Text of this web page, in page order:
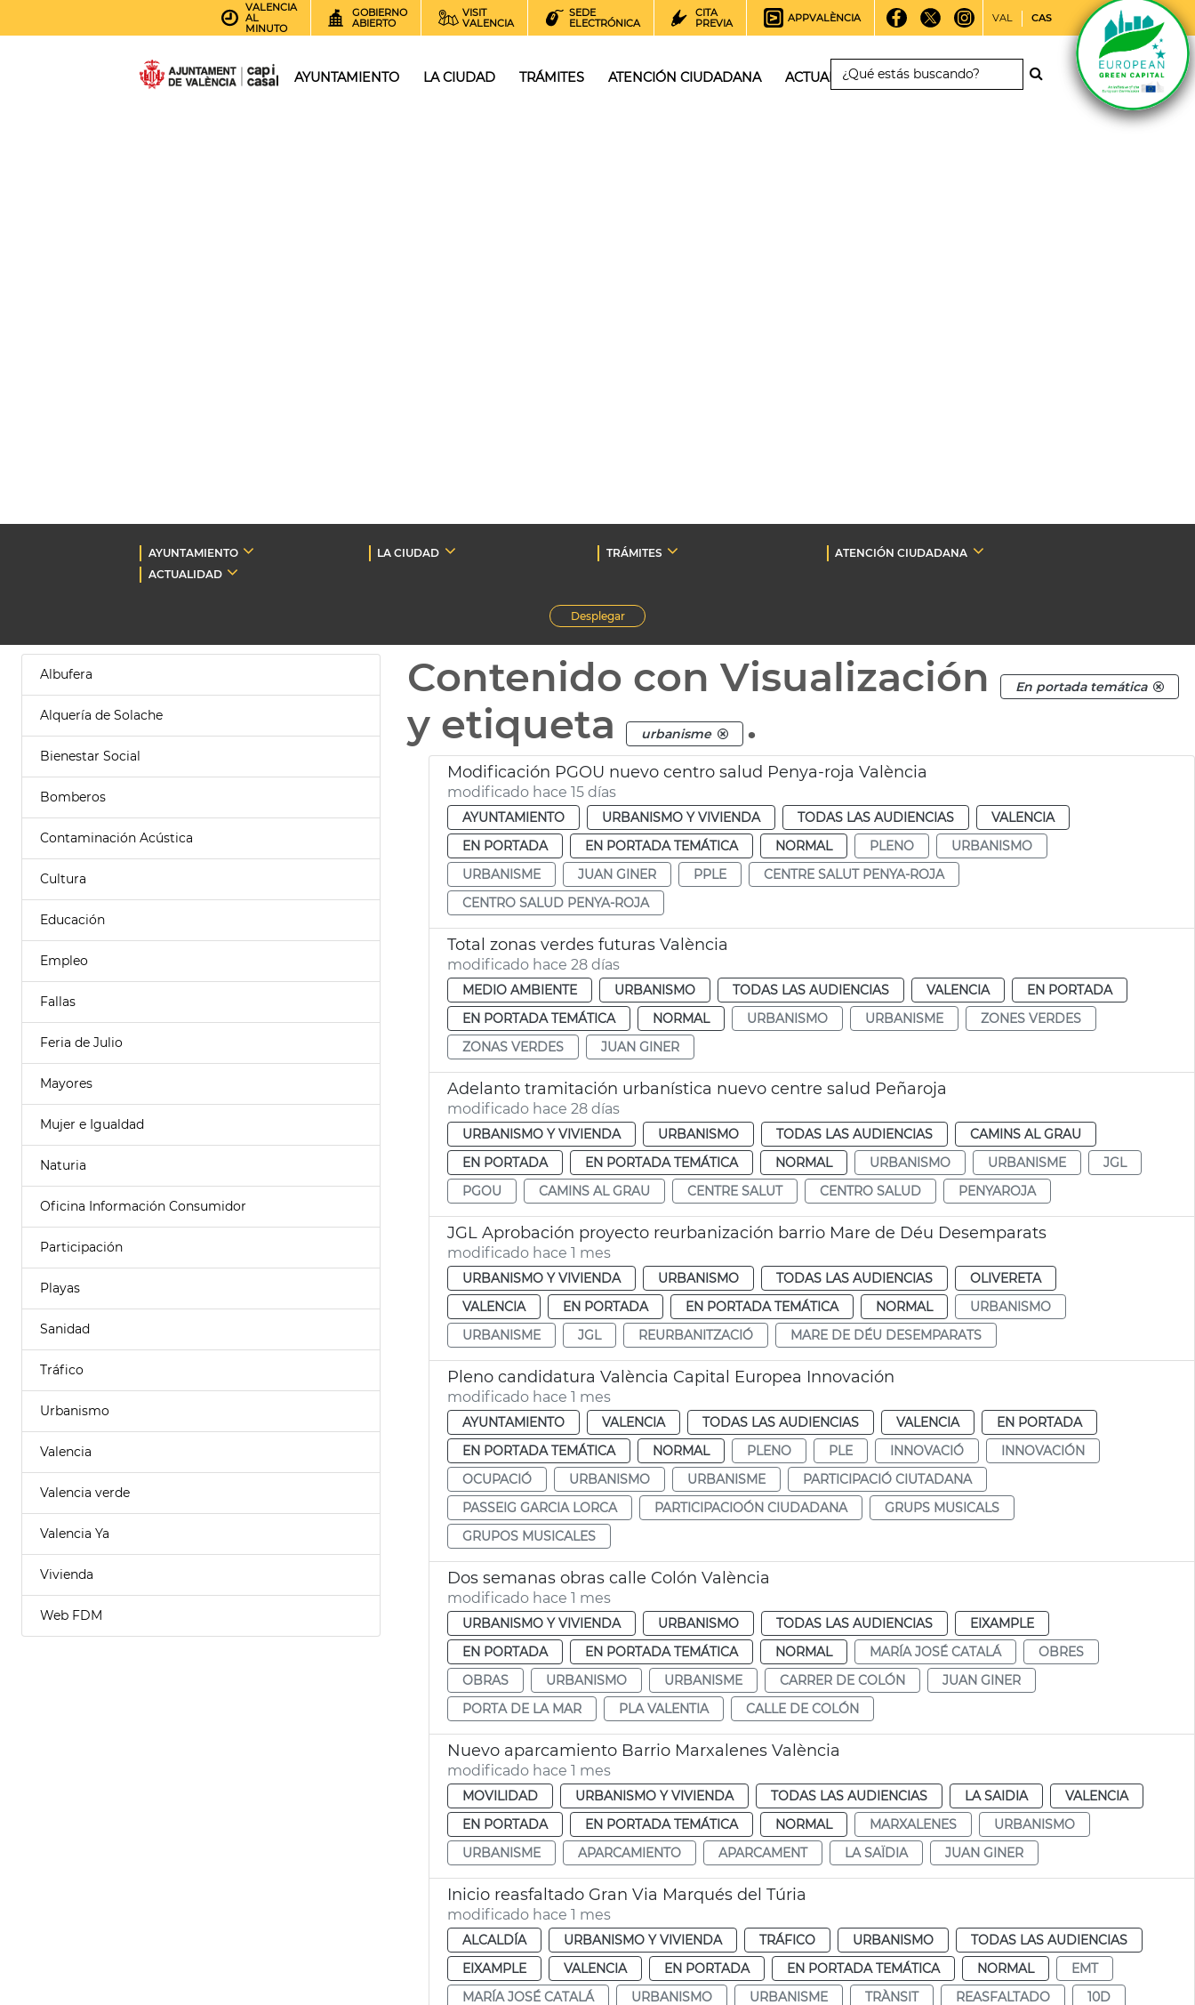
VALENCIA
AL
MINUTO
GOBIERNO
ABIERTO
VISIT
VALENCIA
SEDE
ELECTRÓNICA
CITA
PREVIA
APPVALÈNCIA VAL CAS
AYUNTAMIENTO LA CIUDAD TRÁMITES ATENCIÓN CIUDADANA ACTUALIDAD
AYUNTAMIENTO LA CIUDAD TRÁMITES
ATENCIÓN CIUDADANA
ACTUALIDAD
Desplegar
Albufera
Alquería de Solache
Bienestar Social
Bomberos
Contaminación Acústica
Cultura
Educación
Empleo
Fallas
Feria de Julio
Mayores
Mujer e Igualdad
Naturia
Oficina Información Consumidor
Participación
Playas
Sanidad
Tráfico
Urbanismo
Valencia
Valencia verde
Valencia Ya
Vivienda
Web FDM
Contenido con Visualización En portada temática
y etiqueta urbanisme .
Modificación PGOU nuevo centro salud Penya-roja València
modificado hace 15 días
AYUNTAMIENTO URBANISMO Y VIVIENDA TODAS LAS AUDIENCIAS
VALENCIA
EN PORTADA
EN PORTADA TEMÁTICA NORMAL PLENO
URBANISMO
URBANISME
JUAN GINER PPLE
CENTRE SALUT PENYA-ROJA
CENTRO SALUD PENYA-ROJA
Total zonas verdes futuras València
modificado hace 28 días
MEDIO AMBIENTE URBANISMO TODAS LAS AUDIENCIAS VALENCIA
EN PORTADA
EN PORTADA TEMÁTICA
NORMAL URBANISMO URBANISME
ZONES VERDES
ZONAS VERDES
JUAN GINER
Adelanto tramitación urbanística nuevo centre salud Peñaroja
modificado hace 28 días
URBANISMO Y VIVIENDA URBANISMO TODAS LAS AUDIENCIAS
CAMINS AL GRAU
EN PORTADA
EN PORTADA TEMÁTICA NORMAL URBANISMO URBANISME
JGL
PGOU
CAMINS AL GRAU CENTRE SALUT CENTRO SALUD PENYAROJA
JGL Aprobación proyecto reurbanización barrio Mare de Déu Desemparats
modificado hace 1 mes
URBANISMO Y VIVIENDA URBANISMO TODAS LAS AUDIENCIAS
OLIVERETA
VALENCIA
EN PORTADA EN PORTADA TEMÁTICA NORMAL
URBANISMO
URBANISME
JGL REURBANITZACIÓ MARE DE DÉU DESEMPARATS
Pleno candidatura València Capital Europea Innovación
modificado hace 1 mes
AYUNTAMIENTO VALENCIA TODAS LAS AUDIENCIAS VALENCIA
EN PORTADA
EN PORTADA TEMÁTICA
NORMAL PLENO PLE INNOVACIÓ
INNOVACIÓN
OCUPACIÓ
URBANISMO URBANISME
PARTICIPACIÓ CIUTADANA
PASSEIG GARCIA LORCA
PARTICIPACIOÓN CIUDADANA
GRUPS MUSICALS
GRUPOS MUSICALES
Dos semanas obras calle Colón València
modificado hace 1 mes
URBANISMO Y VIVIENDA URBANISMO TODAS LAS AUDIENCIAS
EIXAMPLE
EN PORTADA
EN PORTADA TEMÁTICA NORMAL MARÍA JOSÉ CATALÁ
OBRES
OBRAS
URBANISMO URBANISME CARRER DE COLÓN
JUAN GINER
PORTA DE LA MAR
PLA VALENTIA CALLE DE COLÓN
Nuevo aparcamiento Barrio Marxalenes València
modificado hace 1 mes
MOVILIDAD URBANISMO Y VIVIENDA TODAS LAS AUDIENCIAS LA SAIDIA
VALENCIA
EN PORTADA
EN PORTADA TEMÁTICA NORMAL MARXALENES
URBANISMO
URBANISME
APARCAMIENTO APARCAMENT LA SAÏDIA JUAN GINER
Inicio reasfaltado Gran Via Marqués del Túria
modificado hace 1 mes
ALCALDÍA URBANISMO Y VIVIENDA TRÁFICO URBANISMO
TODAS LAS AUDIENCIAS
EIXAMPLE
VALENCIA EN PORTADA EN PORTADA TEMÁTICA NORMAL
EMT
MARÍA JOSÉ CATALÁ
URBANISMO URBANISME TRÀNSIT REASFALTADO
10D